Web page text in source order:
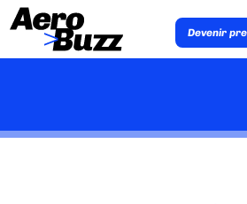
Devenir